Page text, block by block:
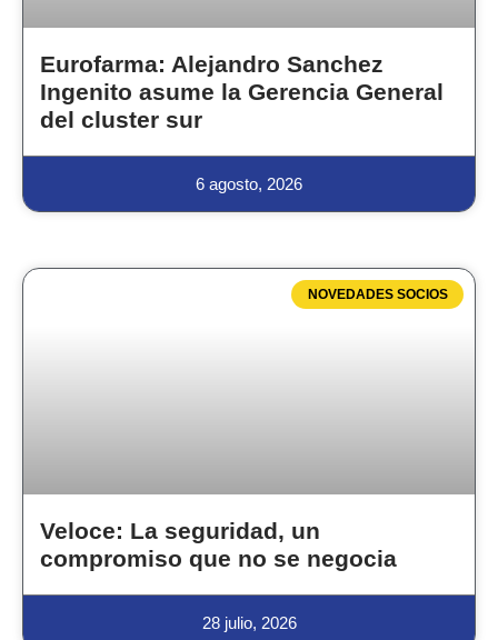
Eurofarma: Alejandro Sanchez
Ingenito asume la Gerencia General
del cluster sur
6 agosto, 2026
NOVEDADES SOCIOS
Veloce: La seguridad, un
compromiso que no se negocia
28 julio, 2026